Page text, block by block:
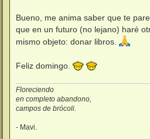
Bueno, me anima saber que te
que en un futuro (no lejano) haré
mismo objeto: donar libros.
Feliz domingo.
Floreciendo
en completo abandono,
campos de brócoli.
- Mavi.